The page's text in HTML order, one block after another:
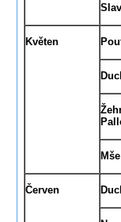
Květen
Červen